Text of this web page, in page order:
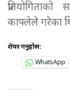
काफ्लेले गरेका
शेयर गर्नुहोस:
WhatsApp